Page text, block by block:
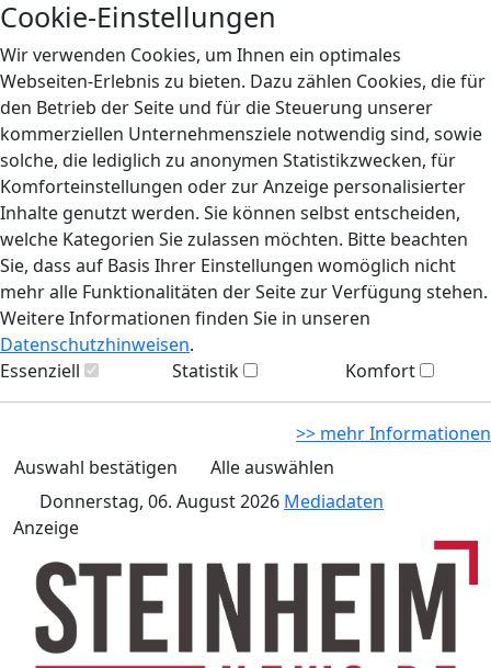
Cookie-Einstellungen
Wir verwenden Cookies, um Ihnen ein optimales
Webseiten-Erlebnis zu bieten. Dazu zählen Cookies, die für
den Betrieb der Seite und für die Steuerung unserer
kommerziellen Unternehmensziele notwendig sind, sowie
solche, die lediglich zu anonymen Statistikzwecken, für
Komforteinstellungen oder zur Anzeige personalisierter
Inhalte genutzt werden. Sie können selbst entscheiden,
welche Kategorien Sie zulassen möchten. Bitte beachten
Sie, dass auf Basis Ihrer Einstellungen womöglich nicht
mehr alle Funktionalitäten der Seite zur Verfügung stehen.
Weitere Informationen finden Sie in unseren
Datenschutzhinweisen.
Essenziell
Statistik Komfort
>> mehr Informationen
Auswahl bestätigen
Alle auswählen
Donnerstag, 06. August 2026 Mediadaten
Anzeige